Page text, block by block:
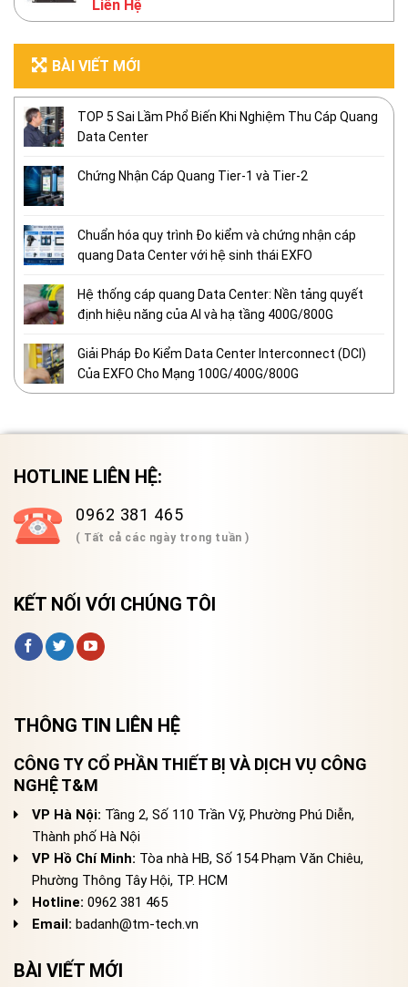
Liên Hệ
BÀI VIẾT MỚI
TOP 5 Sai Lầm Phổ Biến Khi Nghiệm Thu Cáp Quang
Data Center
Chứng Nhận Cáp Quang Tier-1 và Tier-2
Chuẩn hóa quy trình Đo kiểm và chứng nhận cáp
quang Data Center với hệ sinh thái EXFO
Hệ thống cáp quang Data Center: Nền tảng quyết
định hiệu năng của AI và hạ tầng 400G/800G
Giải Pháp Đo Kiểm Data Center Interconnect (DCI)
Của EXFO Cho Mạng 100G/400G/800G
HOTLINE LIÊN HỆ:
0962 381 465
( Tất cả các ngày trong tuần )
KẾT NỐI VỚI CHÚNG TÔI
THÔNG TIN LIÊN HỆ
CÔNG TY CỔ PHẦN THIẾT BỊ VÀ DỊCH VỤ CÔNG
NGHỆ T&M
VP Hà Nội: Tầng 2, Số 110 Trần Vỹ, Phường Phú Diễn,
Thành phố Hà Nội
VP Hồ Chí Minh: Tòa nhà HB, Số 154 Phạm Văn Chiêu,
Phường Thông Tây Hội, TP. HCM
Hotline: 0962 381 465
Email: badanh@tm-tech.vn
BÀI VIẾT MỚI